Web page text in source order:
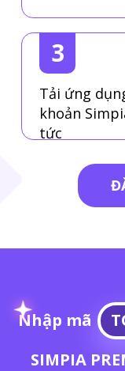
Tải ứng
khoản
tức
3
Nhập mã
SIMPIA